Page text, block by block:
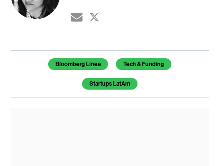
Temas de este artículo
Bloomberg Línea Tech & Funding
Startups LatAm